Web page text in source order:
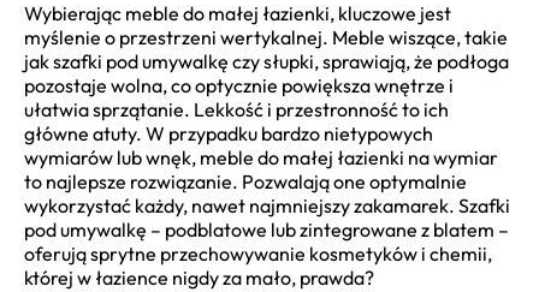
Wybierając meble do małej łazienki, kluczowe jest
myślenie o przestrzeni wertykalnej. Meble wiszące, takie
jak szafki pod umywalkę czy słupki, sprawiają, że podłoga
pozostaje wolna, co optycznie powiększa wnętrze i
ułatwia sprzątanie. Lekkość i przestronność to ich
główne atuty. W przypadku bardzo nietypowych
wymiarów lub wnęk, meble do małej łazienki na wymiar
to najlepsze rozwiązanie. Pozwalają one optymalnie
wykorzystać każdy, nawet najmniejszy zakamarek. Szafki
pod umywalkę – podblatowe lub zintegrowane z blatem –
oferują sprytne przechowywanie kosmetyków i chemii,
której w łazience nigdy za mało, prawda?